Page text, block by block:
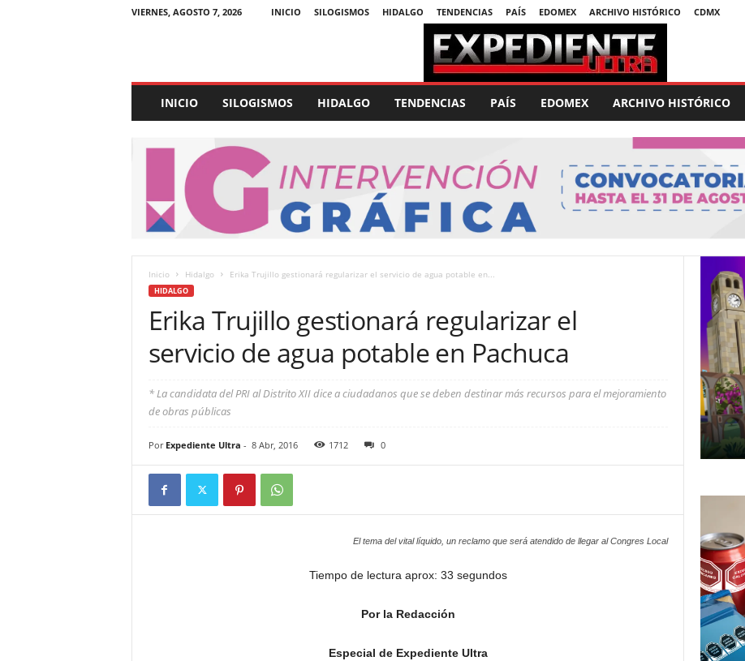
VIERNES, AGOSTO 7, 2026 INICIO SILOGISMOS HIDALGO TENDENCIAS PAÍS EDOMEX ARCHIVO HISTÓRICO CDMX
p
e
U
INICIO SILOGISMOS HIDALGO TENDENCIAS PAÍS EDOMEX ARCHIVO HISTÓRICO
Inicio Hidalgo Erika Trujillo gestionará regularizar el servicio de agua potable en...
HIDALGO
Erika Trujillo gestionará regularizar el
servicio de agua potable en Pachuca
* La candidata del PRI al Distrito XII dice a ciudadanos que se deben destinar más recursos para el mejoramiento
de obras públicas
Por Expediente Ultra - 8 Abr, 2016 1712 0
El tema del vital líquido, un reclamo que será atendido de llegar al Congres Local
Tiempo de lectura aprox: 33 segundos
Por la Redacción
Especial de Expediente Ultra